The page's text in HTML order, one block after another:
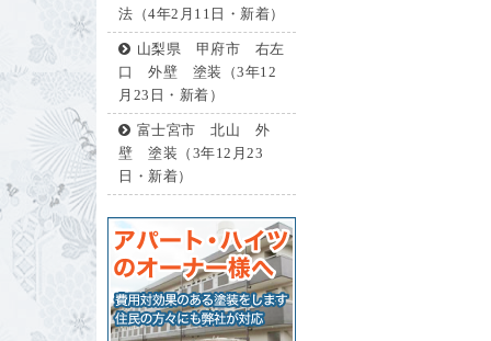
法（4年2月11日・新着）
山梨県 甲府市 右左
口 外壁 塗装（3年12
月23日・新着）
富士宮市 北山 外
壁 塗装（3年12月23
日・新着）